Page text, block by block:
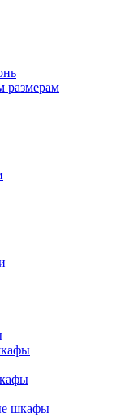
размерам
шкафы